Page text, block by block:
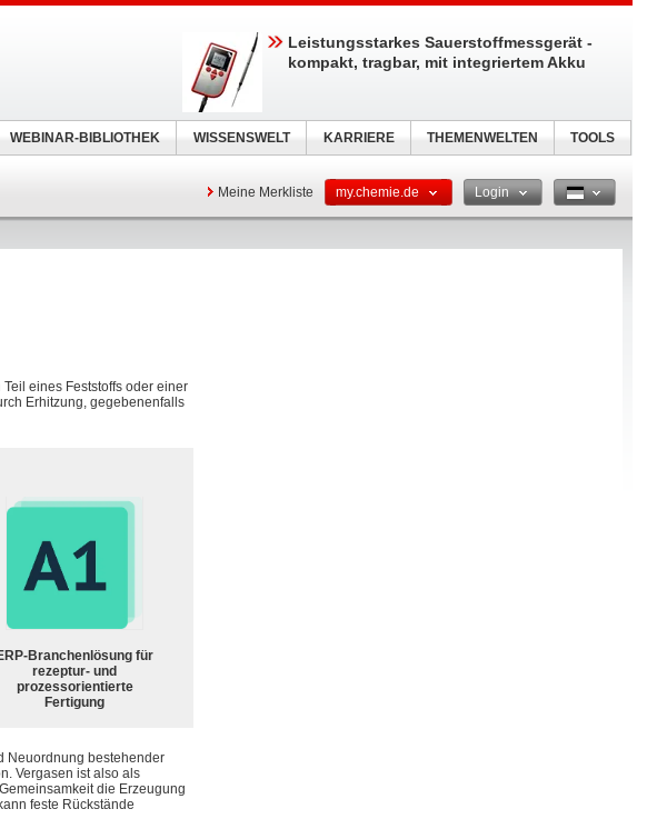
Meine Merkliste my.chemie.de Login
eines Feststoffs oder einer
Erhitzung, gegebenenfalls
Branchenlösung für
rezeptur- und
prozessorientierte
Fertigung
Neuordnung bestehender
Vergasen ist also als
die Erzeugung
feste Rückstände
Leistungsstarkes Sauerstoffmessgerät -
kompakt, tragbar, mit integriertem Akku
WEBINAR-BIBLIOTHEK WISSENSWELT KARRIERE THEMENWELTEN TOOLS